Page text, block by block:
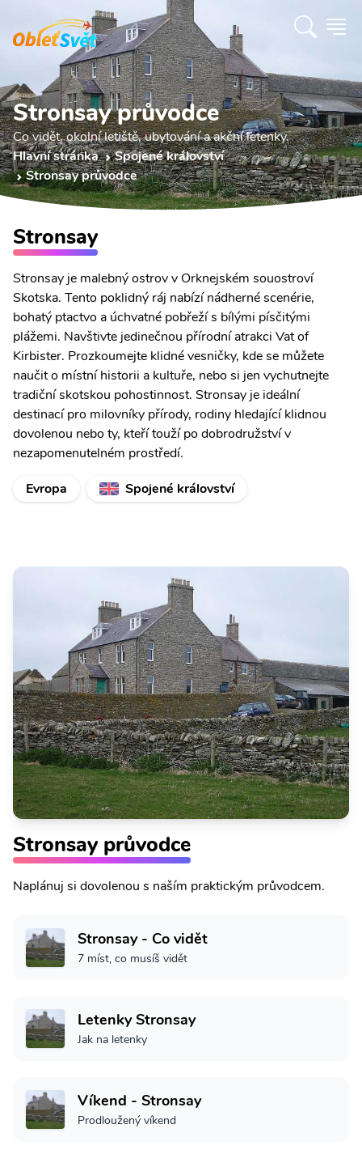
Stronsay průvodce
Co vidět, okolní letiště, ubytování a akční letenky.
Hlavní stránka
Spojené království
Stronsay průvodce
Stronsay
Stronsay je malebný ostrov v Orknejském souostroví
Skotska. Tento poklidný ráj nabízí nádherné scenérie,
bohatý ptactvo a úchvatné pobřeží s bílými písčitými
plážemi. Navštivte jedinečnou přírodní atrakci Vat of
Kirbister. Prozkoumejte klidné vesničky, kde se můžete
naučit o místní historii a kultuře, nebo si jen vychutnejte
tradiční skotskou pohostinnost. Stronsay je ideální
destinací pro milovníky přírody, rodiny hledající klidnou
dovolenou nebo ty, kteří touží po dobrodružství v
nezapomenutelném prostředí.
Evropa
Spojené království
Stronsay průvodce
Naplánuj si dovolenou s naším praktickým průvodcem.
Stronsay - Co vidět
7 míst, co musíš vidět
Letenky Stronsay
Jak na letenky
Víkend - Stronsay
Prodloužený víkend